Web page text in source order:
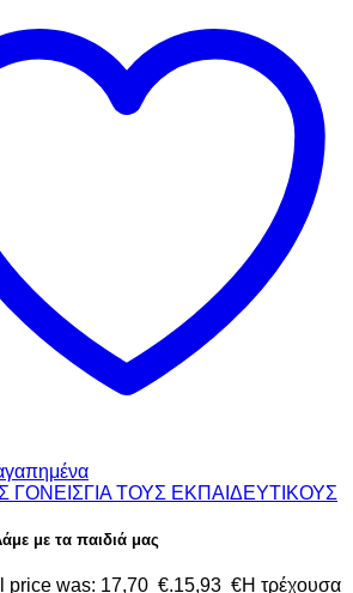
ΓΟΝΕΙΣΓΙΑ ΤΟΥΣ ΕΚΠΑΙΔΕΥΤΙΚΟΥΣ
με τα παιδιά μας
price was: 17,70 €.15,93 €Η τρέχουσα